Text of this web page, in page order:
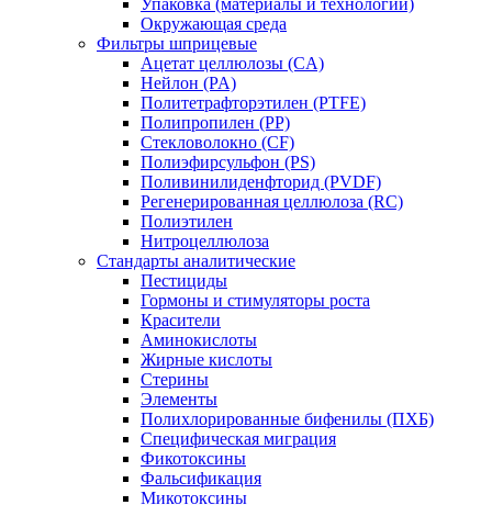
Упаковка (материалы и технологии)
Окружающая среда
Фильтры шприцевые
Ацетат целлюлозы (CA)
Нейлон (PA)
Политетрафторэтилен (PTFE)
Полипропилен (PP)
Стекловолокно (CF)
Полиэфирсульфон (PS)
Поливинилиденфторид (PVDF)
Регенерированная целлюлоза (RC)
Полиэтилен
Нитроцеллюлоза
Стандарты аналитические
Пестициды
Гормоны и стимуляторы роста
Красители
Аминокислоты
Жирные кислоты
Стерины
Элементы
Полихлорированные бифенилы (ПХБ)
Специфическая миграция
Фикотоксины
Фальсификация
Микотоксины